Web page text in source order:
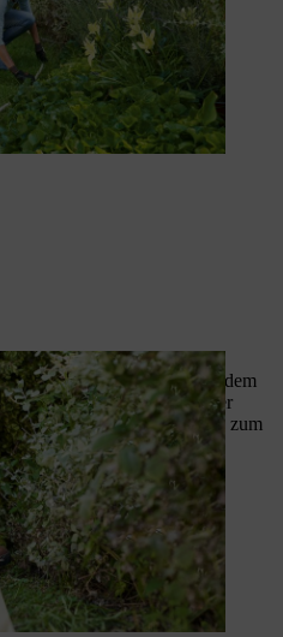
mit dem Spaten auf, indem
Diese können Sie entweder
oder die Grassoden-Stücke zum
anderen Stelle